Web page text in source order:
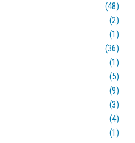
(48)
(2)
(1)
(36)
(1)
(5)
(9)
(3)
(4)
(1)